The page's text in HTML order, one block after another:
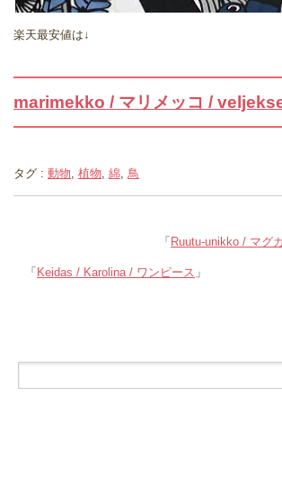
楽天最安値は↓
marimekko / マリメッコ /
タグ : 動物, 植物, 綿, 鳥
「 Ruutu-unikko / マグ
「 Keidas / Karolina / ワンピース 」